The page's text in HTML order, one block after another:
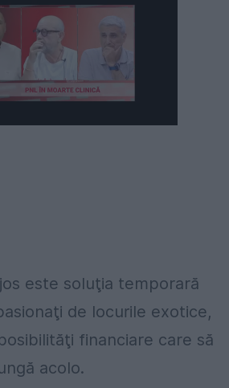
este soluţia temporară
de locurile exotice,
financiare care să
acolo.